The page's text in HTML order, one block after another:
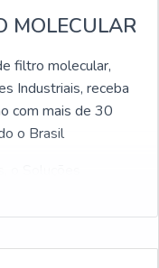
MOLECULAR
filtro molecular,
Industriais, receba
com mais de 30
o Brasil
da área
de Fabricante de